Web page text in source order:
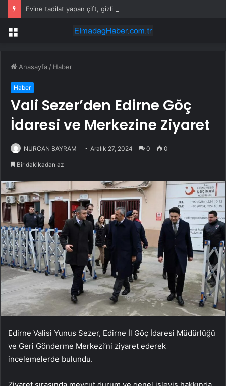
Menü
Anasayfa / Haber
Haber
Vali Sezer’den Edirne Göç
İdaresi ve Merkezine Ziyaret
NURCAN BAYRAM Aralık 27, 2024 0 0
Bir dakikadan az
Edirne Valisi Yunus Sezer, Edirne İl Göç İdaresi Müdürlüğü
ve Geri Gönderme Merkezi’ni ziyaret ederek
incelemelerde bulundu.